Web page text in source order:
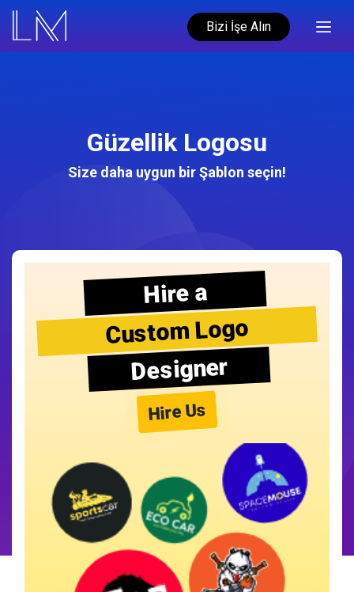
Bizi İşe Alın
Güzellik Logosu
Size daha uygun bir Şablon seçin!
Hire a
Custom Logo
Designer
Hire Us